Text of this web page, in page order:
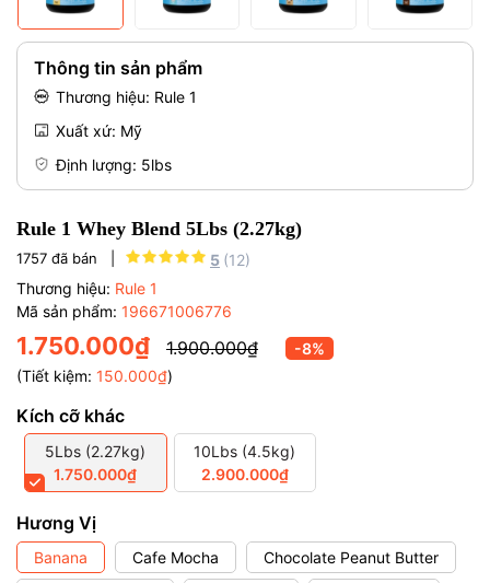
Thông tin sản phẩm
Thương hiệu: Rule 1
Xuất xứ: Mỹ
Định lượng: 5lbs
Rule 1 Whey Blend 5Lbs (2.27kg)
1757 đã bán | 5 (12)
Thương hiệu: Rule 1
Mã sản phẩm: 196671006776
1.750.000₫ 1.900.000₫
-8%
(Tiết kiệm: 150.000₫)
Kích cỡ khác
5Lbs (2.27kg)
1.750.000₫
10Lbs (4.5kg)
2.900.000₫
Hương Vị
Banana Cafe Mocha
Chocolate Peanut Butter
Điều kiện: